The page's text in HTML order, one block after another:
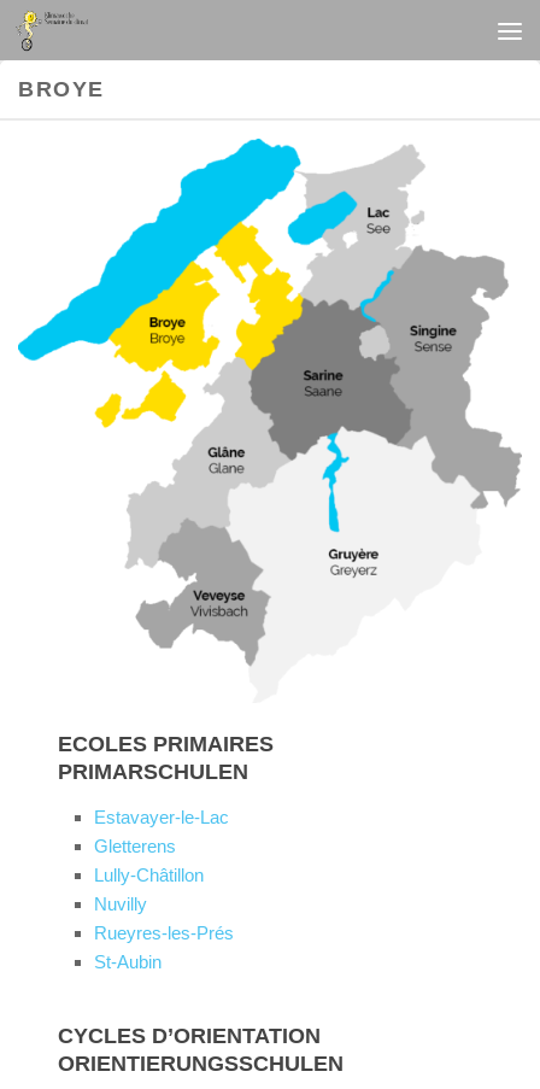
Au dessous du contenu
BROYE
ECOLES PRIMAIRES
PRIMARSCHULEN
Estavayer-le-Lac
Gletterens
Lully-Châtillon
Nuvilly
Rueyres-les-Prés
St-Aubin
CYCLES D’ORIENTATION
ORIENTIERUNGSSCHULEN